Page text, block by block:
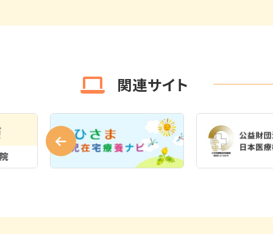
関連サイト